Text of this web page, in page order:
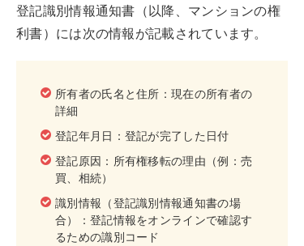
登記識別情報通知書（以降、マンションの権
利書）には次の情報が記載されています。
所有者の氏名と住所：現在の所有者の
詳細
登記年月日：登記が完了した日付
登記原因：所有権移転の理由（例：売
買、相続）
識別情報（登記識別情報通知書の場
合）：登記情報をオンラインで確認す
るための識別コード